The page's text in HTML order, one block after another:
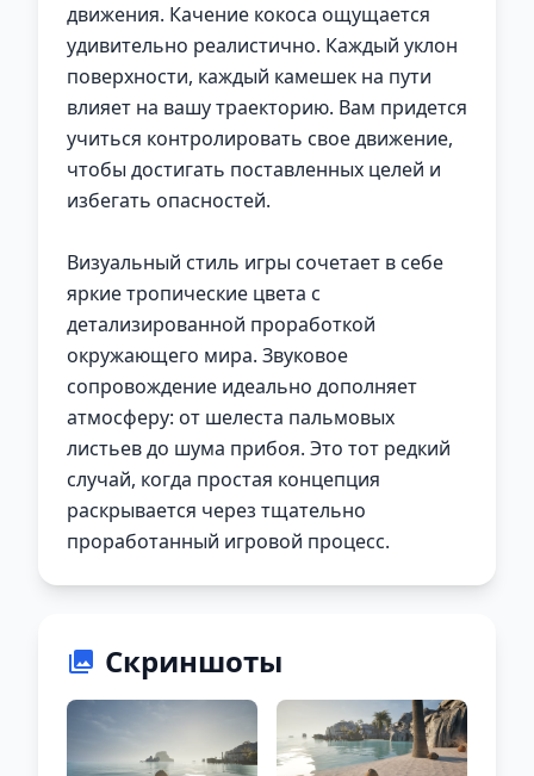
движения. Качение кокоса ощущается
удивительно реалистично. Каждый уклон
поверхности, каждый камешек на пути
влияет на вашу траекторию. Вам придется
учиться контролировать свое движение,
чтобы достигать поставленных целей и
избегать опасностей.
Визуальный стиль игры сочетает в себе
яркие тропические цвета с
детализированной проработкой
окружающего мира. Звуковое
сопровождение идеально дополняет
атмосферу: от шелеста пальмовых
листьев до шума прибоя. Это тот редкий
случай, когда простая концепция
раскрывается через тщательно
проработанный игровой процесс.
Скриншоты